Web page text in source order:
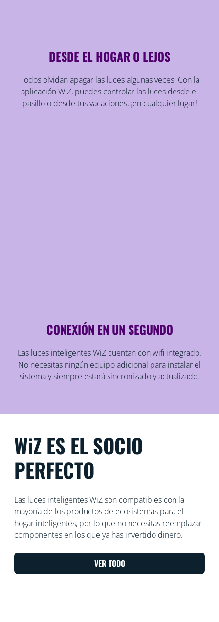
DESDE EL HOGAR O LEJOS
Todos olvidan apagar las luces algunas veces. Con la
aplicación WiZ, puedes controlar las luces desde el
pasillo o desde tus vacaciones, ¡en cualquier lugar!
CONEXIÓN EN UN SEGUNDO
Las luces inteligentes WiZ cuentan con wifi integrado.
No necesitas ningún equipo adicional para instalar el
sistema y siempre estará sincronizado y actualizado.
WiZ ES EL SOCIO
PERFECTO
Las luces inteligentes WiZ son compatibles con la
mayoría de los productos de ecosistemas para el
hogar inteligentes, por lo que no necesitas reemplazar
componentes en los que ya has invertido dinero.
VER TODO